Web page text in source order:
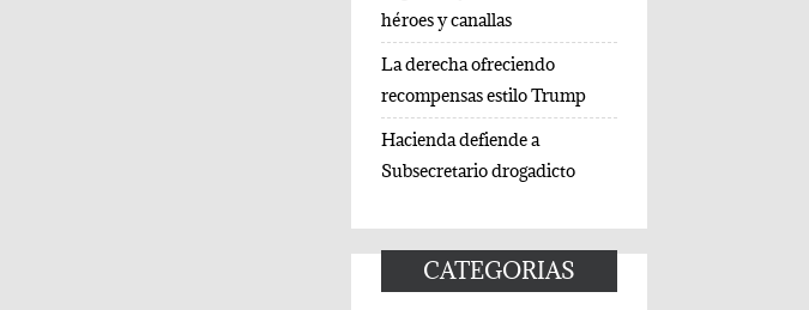
héroes y canallas
La derecha ofreciendo
recompensas estilo Trump
Hacienda defiende a
Subsecretario drogadicto
CATEGORIAS